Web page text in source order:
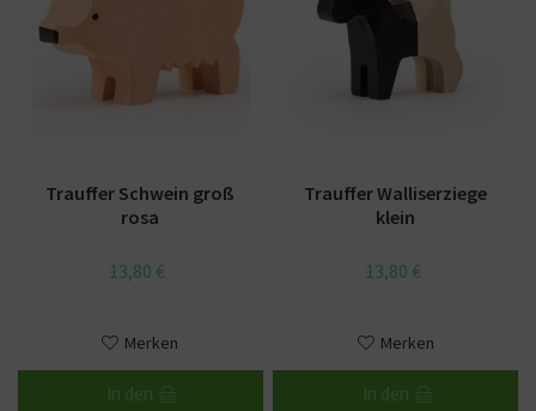
Trauffer Schwein groß
rosa
13,80 €
Merken
In den
Trauffer Walliserziege
klein
13,80 €
Merken
In den